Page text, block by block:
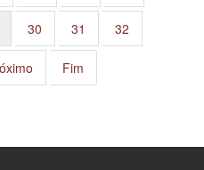
30 31 32
Fim